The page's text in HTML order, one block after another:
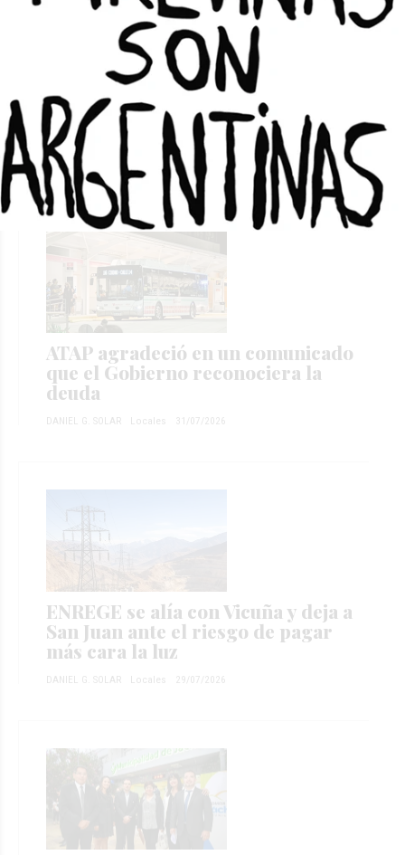
Con un cargo en la Legislatura,
Eduardo Cabello aseguró el voto de
UPCN en la elección de CGT
DANIEL G. SOLAR Locales 05/08/2026
ATAP agradeció en un comunicado
que el Gobierno reconociera la
deuda
DANIEL G. SOLAR Locales 31/07/2026
ENREGE se alía con Vicuña y deja a
San Juan ante el riesgo de pagar
más cara la luz
DANIEL G. SOLAR Locales 29/07/2026